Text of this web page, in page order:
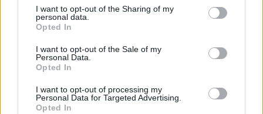
I want to opt-out of the Sharing of my
personal data.
Opted In
I want to opt-out of the Sale of my
Personal Data.
Opted In
I want to opt-out of processing my
Personal Data for Targeted Advertising.
Opted In
ΧΤΕΣ
«Κρατάμε την επιστημονική απόσταση,
κτηνίατρο σε ένα μέρος όπου υπάρχει
αγέλη με λύκους, είναι επικίνδυνο» λέει
Για πάντα στη Ρεάλ Μαδρίτης ο